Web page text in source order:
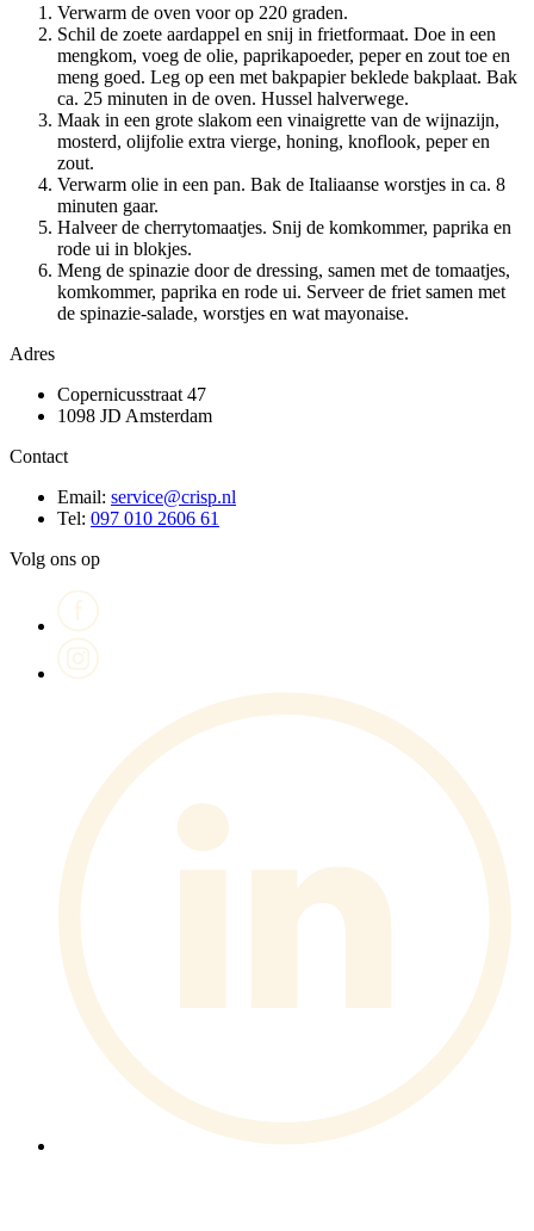
Verwarm de oven voor op 220 graden.
Schil de zoete aardappel en snij in frietformaat. Doe in een
mengkom, voeg de olie, paprikapoeder, peper en zout toe en
meng goed. Leg op een met bakpapier beklede bakplaat. Bak
ca. 25 minuten in de oven. Hussel halverwege.
Maak in een grote slakom een vinaigrette van de wijnazijn,
mosterd, olijfolie extra vierge, honing, knoflook, peper en
zout.
Verwarm olie in een pan. Bak de Italiaanse worstjes in ca. 8
minuten gaar.
Halveer de cherrytomaatjes. Snij de komkommer, paprika en
rode ui in blokjes.
Meng de spinazie door de dressing, samen met de tomaatjes,
komkommer, paprika en rode ui. Serveer de friet samen met
de spinazie-salade, worstjes en wat mayonaise.
Adres
Copernicusstraat 47
1098 JD Amsterdam
Contact
Email: service@crisp.nl
Tel: 097 010 2606 61
Volg ons op